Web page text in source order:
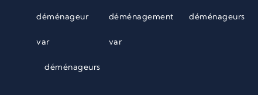
déménageur
var
déménagement
var
déménageurs
déménageurs